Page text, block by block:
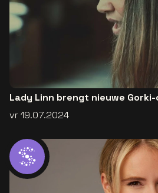
Lady Linn brengt nieuwe
vr 19.07.2024